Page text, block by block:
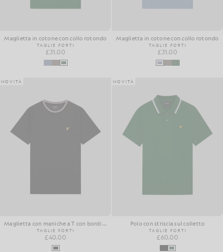
Maglietta in cotone con collo rotondo
TAGLIE FORTI
£31.00
Maglietta in cotone con collo rotondo
TAGLIE FORTI
£31.00
NOVITÀ
Maglietta con maniche a T con bordi rifiniti
TAGLIE FORTI
£40.00
NOVITÀ
Polo con striscia sul colletto
TAGLIE FORTI
£60.00